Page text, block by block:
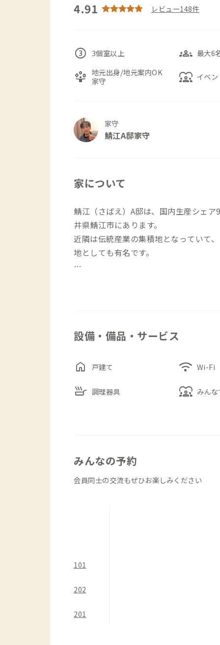
4.91 レビュー148件
counter_3 3個室以上 groups_3 最大6
person_play 地元出身/地元案内OK
家守
diversity_1 イベ
家守
鯖江A邸家守
家について
鯖江（さばえ）A邸は、国内生産シェ
井県鯖江市にあります。
近隣は伝統産業の集積地となっていて
地としても有名です。
ギャラリーでは、越前漆器、越前和紙
の利用にもぴったりです。人数やお好
良いお部屋。棚に並んだ木のおもちゃ
サンルームなどゆったり寛げそう。個
設備・備品・サービス
home 戸建て wifi Wi-Fi
skillet 調理器具 diversity_1 みん
みんなの予約
会員同士の交流もぜひお楽しみください
101
202
201